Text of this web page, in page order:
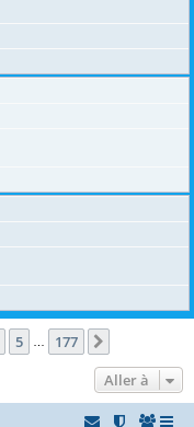
5 177
Aller à